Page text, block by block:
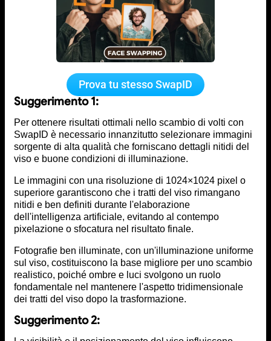
Prova tu stesso SwapID
Suggerimento 1:
Per ottenere risultati ottimali nello scambio di volti con
SwapID è necessario innanzitutto selezionare immagini
sorgente di alta qualità che forniscano dettagli nitidi del
viso e buone condizioni di illuminazione.
Le immagini con una risoluzione di 1024×1024 pixel o
superiore garantiscono che i tratti del viso rimangano
nitidi e ben definiti durante l'elaborazione
dell'intelligenza artificiale, evitando al contempo
pixelazione o sfocatura nel risultato finale.
Fotografie ben illuminate, con un'illuminazione uniforme
sul viso, costituiscono la base migliore per uno scambio
realistico, poiché ombre e luci svolgono un ruolo
fondamentale nel mantenere l'aspetto tridimensionale
dei tratti del viso dopo la trasformazione.
Suggerimento 2: